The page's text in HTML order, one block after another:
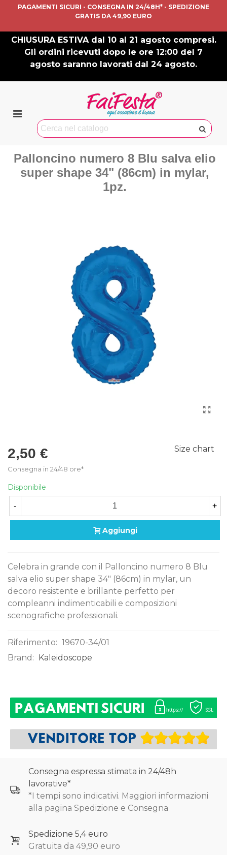
PAGAMENTI SICURI - CONSEGNA IN 24/48H* - SPEDIZIONE
GRATIS DA 49,90 EURO
CHIUSURA ESTIVA dal 10 al 21 agosto compresi.
Gli ordini ricevuti dopo le ore 12:00 del 7
agosto saranno lavorati dal 24 agosto.
Palloncino numero 8 Blu salva elio
super shape 34" (86cm) in mylar,
1pz.
2,50 €
Consegna in 24/48 ore*
Size chart
Disponibile
- +
Aggiungi
Celebra in grande con il Palloncino numero 8 Blu
salva elio super shape 34" (86cm) in mylar, un
decoro resistente e brillante perfetto per
compleanni indimenticabili e composizioni
scenografiche professionali.
Riferimento: 19670-34/01
Brand:
Kaleidoscope
Consegna espressa stimata in 24/48h
lavorative*
*I tempi sono indicativi. Maggiori informazioni
alla pagina Spedizione e Consegna
Spedizione 5,4 euro
Gratuita da 49,90 euro